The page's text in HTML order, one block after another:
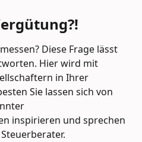
Diese Frage lässt
Hier wird mit
in Ihrer
Sie lassen sich von
inspirieren und sprechen